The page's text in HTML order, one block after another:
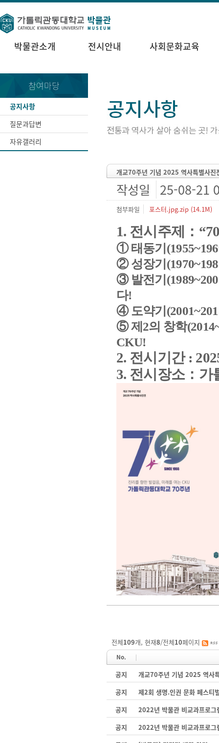
박물관소개 전시안내 사회문화교육
참여마당
공지사항
질문과답변
자유갤러리
개교70주년 기념 2025 역사특별사진
작성일 25-08-21
첨부파일 포스터.jpg.zip (14.1M)
1. 전시주제 ：
①태동기
②성장기
③ 발전기
다!
④ 도약기
⑤제 2의 창학
CKU!
2. 전시기간 :
3. 전시장소 ： 가
전체109개, 현재8/전체10페이지
No.
공지
개교70주년 기념 2025 역사
공지
제2회 생명.인권 문화 페스티
공지
2022년 박물관 비교과프로
공지
2022년 박물관 비교과프로